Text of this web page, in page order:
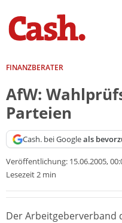
FINANZBERATER
AfW:
Parteien
Cash. bei Googleals
Veröffentlichung: 15.06.2005,
Lesezeit 2 min
Der Arbeitgeberverband